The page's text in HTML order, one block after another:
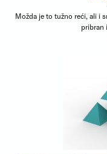
Možda je to tužno reći, ali i
pribran